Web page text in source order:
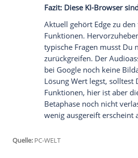
generierte
Ebenfalls sind
anderer Browser
Dabei scannt die KI
Analyseergebnis